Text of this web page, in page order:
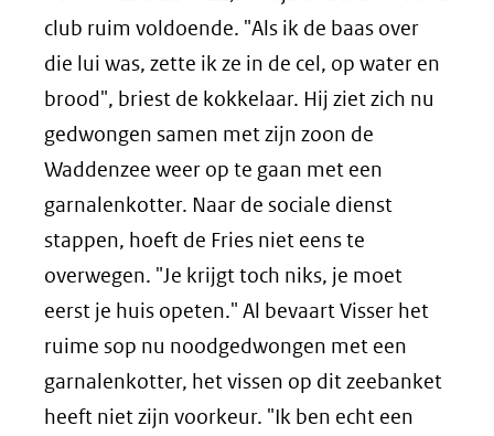
club ruim voldoende. "Als ik de baas over
die lui was, zette ik ze in de cel, op water en
brood", briest de kokkelaar. Hij ziet zich nu
gedwongen samen met zijn zoon de
Waddenzee weer op te gaan met een
garnalenkotter. Naar de sociale dienst
stappen, hoeft de Fries niet eens te
overwegen. "Je krijgt toch niks, je moet
eerst je huis opeten." Al bevaart Visser het
ruime sop nu noodgedwongen met een
garnalenkotter, het vissen op dit zeebanket
heeft niet zijn voorkeur. "Ik ben echt een